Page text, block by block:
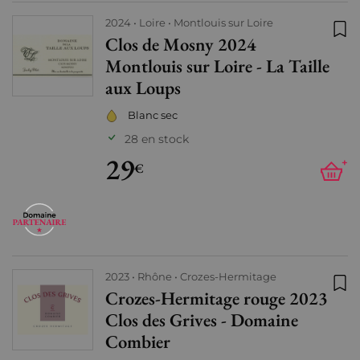
2024 Loire Montlouis sur Loire
Clos de Mosny 2024
Montlouis sur Loire - La Taille
aux Loups
Blanc sec
28 en stock
29€ +
2023 Rhône Crozes-Hermitage
Crozes-Hermitage rouge 2023
Clos des Grives - Domaine
Combier